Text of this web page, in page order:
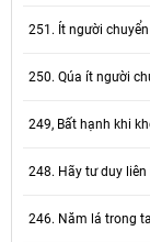
251. Ít người
250. Qúa ít người
249, Bất hạnh khi
248. Hãy tư duy liên
246. Năm lá trong